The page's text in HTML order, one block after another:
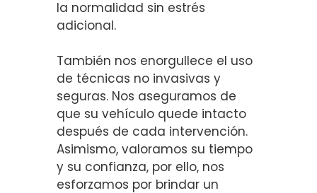
la normalidad sin estrés
adicional.
También nos enorgullece el uso
de técnicas no invasivas y
seguras. Nos aseguramos de
que su vehículo quede intacto
después de cada intervención.
Asimismo, valoramos su tiempo
y su confianza, por ello, nos
esforzamos por brindar un